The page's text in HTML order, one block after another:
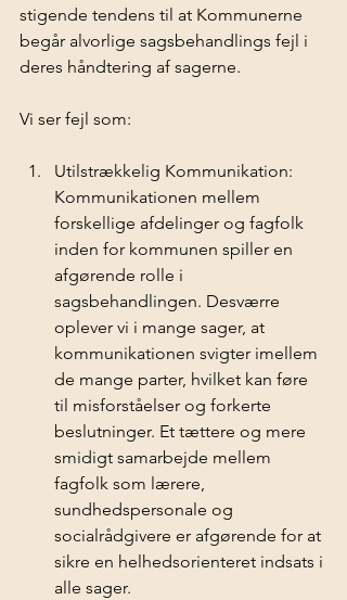
stigende tendens til at Kommunerne
begår alvorlige sagsbehandlings fejl i
deres håndtering af sagerne.
Vi ser fejl som:
Utilstrækkelig Kommunikation:
Kommunikationen mellem
forskellige afdelinger og fagfolk
inden for kommunen spiller en
afgørende rolle i
sagsbehandlingen. Desværre
oplever vi i mange sager, at
kommunikationen svigter imellem
de mange parter, hvilket kan føre
til misforståelser og forkerte
beslutninger. Et tættere og mere
smidigt samarbejde mellem
fagfolk som lærere,
sundhedspersonale og
socialrådgivere er afgørende for at
sikre en helhedsorienteret indsats i
alle sager.